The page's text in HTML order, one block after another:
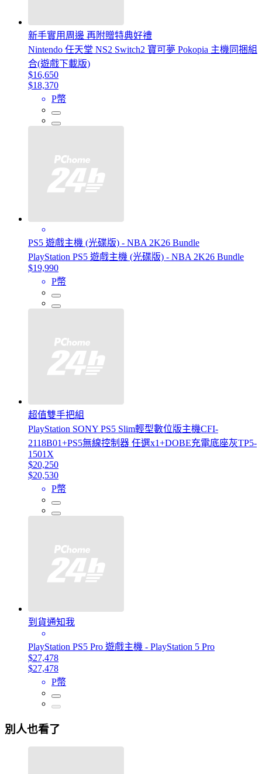
新手實用周邊 再附贈特典好禮
Nintendo 任天堂 NS2 Switch2 寶可夢 Pokopia 主機同捆組
合(遊戲下載版)
$16,650
$18,370
P幣
PS5 遊戲主機 (光碟版) - NBA 2K26 Bundle
PlayStation PS5 遊戲主機 (光碟版) - NBA 2K26 Bundle
$19,990
P幣
超值雙手把組
PlayStation SONY PS5 Slim輕型數位版主機CFI-
2118B01+PS5無線控制器 任選x1+DOBE充電底座灰TP5-
1501X
$20,250
$20,530
P幣
到貨通知我
PlayStation PS5 Pro 遊戲主機 - PlayStation 5 Pro
$27,478
$27,478
P幣
別人也看了